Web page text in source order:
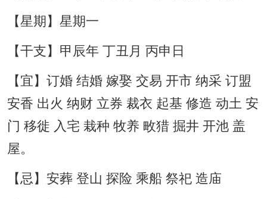
【星期】星期一
【干支】甲辰年 丁丑月 丙申日
【宜】订婚 结婚 嫁娶 交易 开市 纳采 订盟
安香 出火 纳财 立券 裁衣 起基 修造 动土 安
门 移徙 入宅 栽种 牧养 畋猎 掘井 开池 盖
屋。
【忌】安葬 登山 探险 乘船 祭祀 造庙